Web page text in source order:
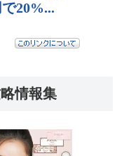
情報集